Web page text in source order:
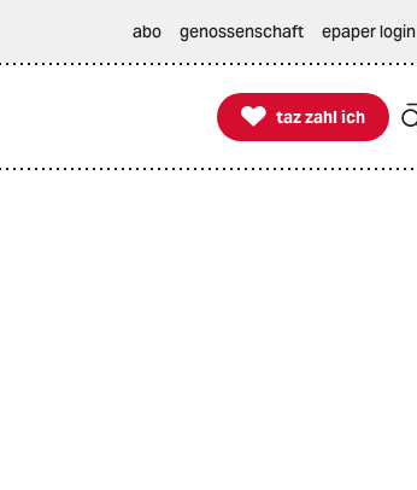
abo genossenschaft epaper login

taz zahl ich
taz zahl ich